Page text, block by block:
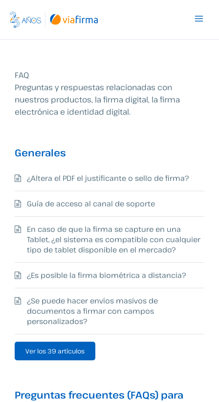
contenido
FAQ
Preguntas y respuestas relacionadas con
nuestros productos, la firma digital, la firma
electrónica e identidad digital.
Generales
¿Altera el PDF el justificante o sello de firma?
Guía de acceso al canal de soporte
En caso de que la firma se capture en una
Tablet, ¿el sistema es compatible con cualquier
tipo de tablet disponible en el mercado?
¿Es posible la firma biométrica a distancia?
¿Se puede hacer envíos masivos de
documentos a firmar con campos
personalizados?
Ver los 39 artículos
Preguntas frecuentes (FAQs) para